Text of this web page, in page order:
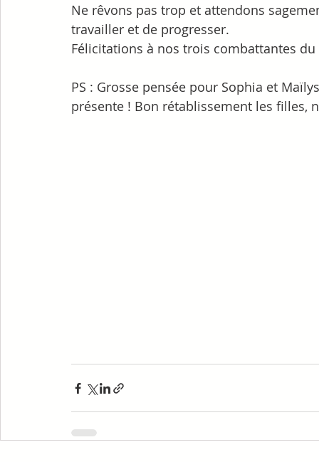
Ne rêvons pas trop et attendons
travailler et de progresser.
Félicitations à nos trois combattantes du
PS : Grosse pensée pour Sophia et
présente ! Bon rétablissement les filles,